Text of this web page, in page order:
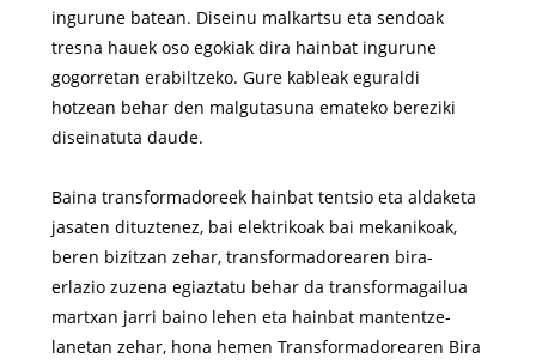
ingurune batean. Diseinu malkartsu eta sendoak
tresna hauek oso egokiak dira hainbat ingurune
gogorretan erabiltzeko. Gure kableak eguraldi
hotzean behar den malgutasuna emateko bereziki
diseinatuta daude.
Baina transformadoreek hainbat tentsio eta aldaketa
jasaten dituztenez, bai elektrikoak bai mekanikoak,
beren bizitzan zehar, transformadorearen bira-
erlazio zuzena egiaztatu behar da transformagailua
martxan jarri baino lehen eta hainbat mantentze-
lanetan zehar, hona hemen Transformadorearen Bira